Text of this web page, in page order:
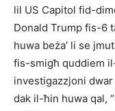
lil US Capitol fid-
Donald Trump fis-6
huwa beża’ li se
fis-smigħ quddiem
investigazzjoni dwar
dak il-ħin huwa qal,